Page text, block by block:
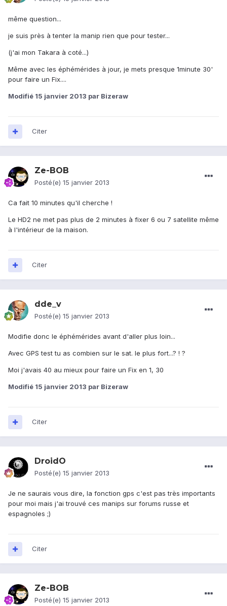
même question...
je suis près à tenter la manip rien que pour tester...
(j'ai mon Takara à coté...)
Même avec les éphémérides à jour, je mets presque 1minute 30'
pour faire un Fix....
Modifié 15 janvier 2013 par Bizeraw
Citer
Ze-BOB
Posté(e) 15 janvier 2013
Ca fait 10 minutes qu'il cherche !
Le HD2 ne met pas plus de 2 minutes à fixer 6 ou 7 satellite même
à l'intérieur de la maison.
Citer
dde_v
Posté(e) 15 janvier 2013
Modifie donc le éphémérides avant d'aller plus loin...
Avec GPS test tu as combien sur le sat. le plus fort...? ! ?
Moi j'avais 40 au mieux pour faire un Fix en 1, 30
Modifié 15 janvier 2013 par Bizeraw
Citer
DroidO
Posté(e) 15 janvier 2013
Je ne saurais vous dire, la fonction gps c'est pas très importants
pour moi mais j'ai trouvé ces manips sur forums russe et
espagnoles ;)
Citer
Ze-BOB
Posté(e) 15 janvier 2013